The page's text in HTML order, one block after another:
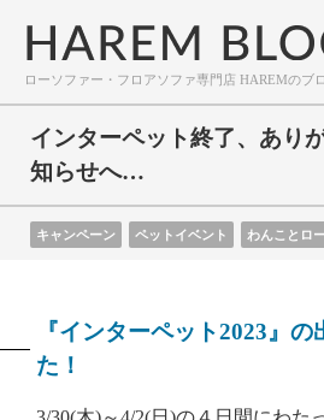
ローソファー・フロアソファ専門店 HAREMのブ
インターペット終了、あり
知らせへ…
キャンペーン ペットイベント わんことロ
『インターペット2023』
た！